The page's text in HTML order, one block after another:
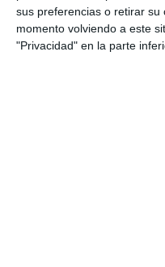
sus preferencias o retirar
momento volviendo a este
"Privacidad" en la parte